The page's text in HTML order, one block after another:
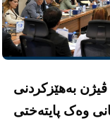
بەهێزکردنی
وەک پایتەختی